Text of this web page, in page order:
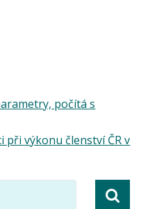
počítá s
výkonu členství ČR v